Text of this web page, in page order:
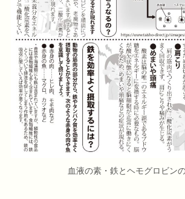
血液の素・鉄とヘモグロビン